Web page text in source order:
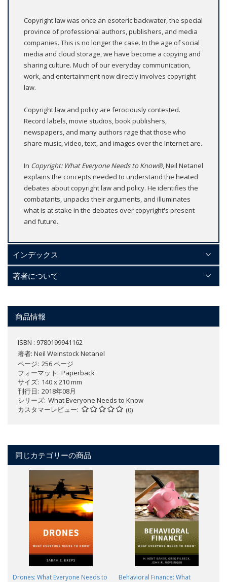
Copyright law was once an esoteric backwater, the special
province of professional authors, publishers, and media
companies. This is no longer the case. In the age of social
media and cloud storage, we have become a copying and
sharing culture. Much of our everyday communication,
work, and entertainment now directly involves copyright
law.
Copyright law and policy are ferociously contested.
Record labels, movie studios, book publishers,
newspapers, and many authors rage that those who
share music, video, text, and images over the Internet are.
In Copyright: What Everyone Needs to Know®, Neil Netanel
explains the concepts needed to understand the heated
debates about copyright law and policy. He identifies the
combatants, unpacks their arguments, and illuminates
what is at stake in the debates over copyright's present
and future.
インデックス
著者について
商品情報
ISBN : 9780199941162
著者: Neil Weinstock Netanel
ページ 256 ページ
フォーマット
Paperback
サイズ 140 x 210 mm
刊行日 2018年08月
シリーズ What Everyone Needs to Know
カスタマーレビュー
(0)
同じカテゴリーの商品
Drones: What Everyone Needs to
Behavioral Finance: What